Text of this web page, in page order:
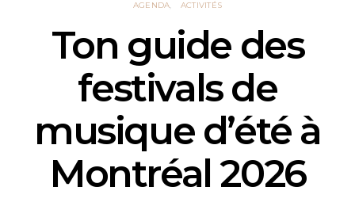
AGENDA ACTIVITÉS
Ton guide des
festivals de
musique d’été à
Montréal 2026